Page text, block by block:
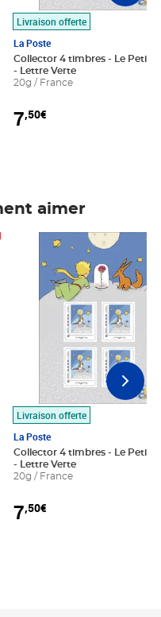
au panier
Livraison offerte
La Poste
Collector 4 timbres - Le Petit
- Lettre Verte
20g / France
7,50€
aimer
au panier
Livraison offerte
La Poste
Collector 4 timbres - Le Petit
- Lettre Verte
20g / France
7,50€
Prix 7,50€